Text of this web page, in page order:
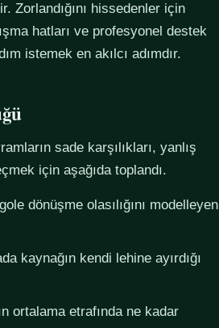
Zorlandığını hissedenler için
hatları ve profesyonel destek
istemek en akılcı adımdır.
sade karşılıkları, yanlış
için aşağıda toplandı.
dönüşme olasılığını modelleyen
kaynağın kendi lehine ayırdığı
ortalama etrafında ne kadar